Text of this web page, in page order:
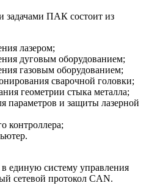
задачами ПАК состоит из
лазером;
дуговым оборудованием;
газовым оборудованием;
сварочной головки;
геометрии стыка металла;
параметров и защиты лазерной
контроллера;
единую систему управления
сетевой протокол CAN.